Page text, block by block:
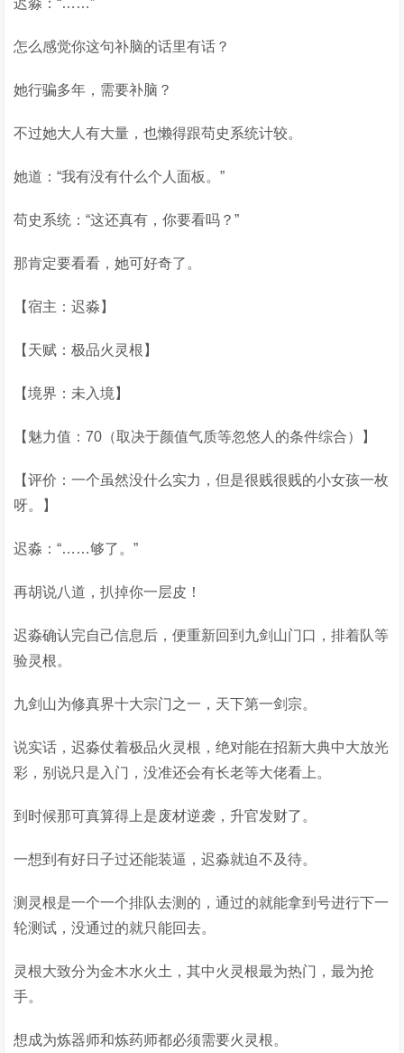
迟淼：“……”
怎么感觉你这句补脑的话里有话？
她行骗多年，需要补脑？
不过她大人有大量，也懒得跟苟史系统计较。
她道：“我有没有什么个人面板。”
苟史系统：“这还真有，你要看吗？”
那肯定要看看，她可好奇了。
【宿主：迟淼】
【天赋：极品火灵根】
【境界：未入境】
【魅力值：70（取决于颜值气质等忽悠人的条件综合）】
【评价：一个虽然没什么实力，但是很贱很贱的小女孩一枚
呀。】
迟淼：“……够了。”
再胡说八道，扒掉你一层皮！
迟淼确认完自己信息后，便重新回到九剑山门口，排着队等
验灵根。
九剑山为修真界十大宗门之一，天下第一剑宗。
说实话，迟淼仗着极品火灵根，绝对能在招新大典中大放光
彩，别说只是入门，没准还会有长老等大佬看上。
到时候那可真算得上是废材逆袭，升官发财了。
一想到有好日子过还能装逼，迟淼就迫不及待。
测灵根是一个一个排队去测的，通过的就能拿到号进行下一
轮测试，没通过的就只能回去。
灵根大致分为金木水火土，其中火灵根最为热门，最为抢
手。
想成为炼器师和炼药师都必须需要火灵根。